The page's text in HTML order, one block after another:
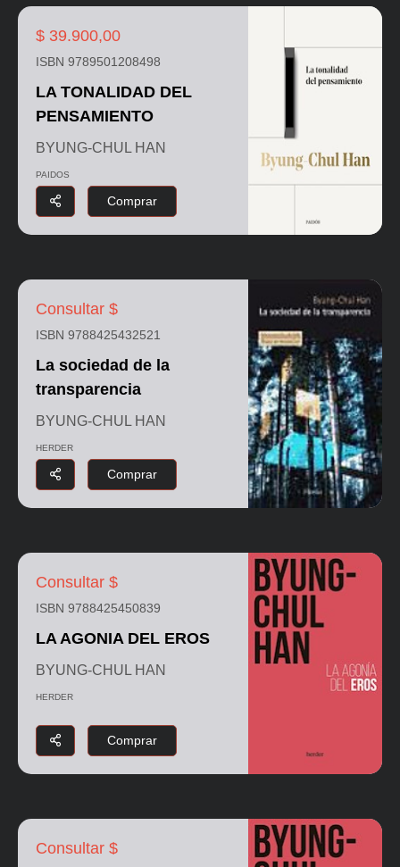
$ 39.900,00
ISBN 9789501208498
LA TONALIDAD DEL
PENSAMIENTO
BYUNG-CHUL HAN
PAIDOS
Comprar
Consultar $
ISBN 9788425432521
La sociedad de la
transparencia
BYUNG-CHUL HAN
HERDER
Comprar
Consultar $
ISBN 9788425450839
LA AGONIA DEL EROS
BYUNG-CHUL HAN
HERDER
Comprar
Consultar $